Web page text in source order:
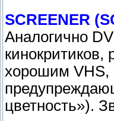
SCREENER
Аналогично
хорошим VHS,
цветность»).